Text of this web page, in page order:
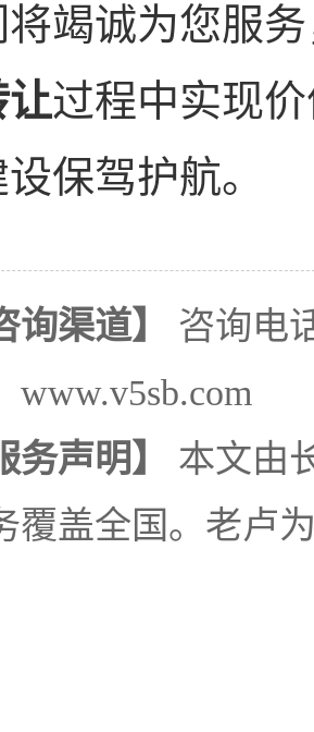
将竭诚为您服
让过程中实现
保驾护航。
询渠道】
咨询电
www.v5sb.com
务声明】
本文由
覆盖全国。老卢